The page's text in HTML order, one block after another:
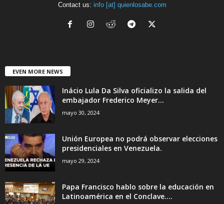
Contact us: info [at] quienlosabe.com
EVEN MORE NEWS
Inácio Lula Da Silva oficializo la salida del
embajador Frederico Meyer...
mayo 30, 2024
Unión Europea no podrá observar elecciones
presidenciales en Venezuela.
mayo 29, 2024
Papa Francisco hablo sobre la educación en
Latinoamérica en el Conclave....